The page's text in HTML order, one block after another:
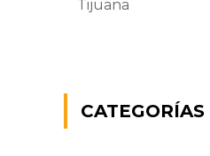
Tijuana
CATEGORÍAS